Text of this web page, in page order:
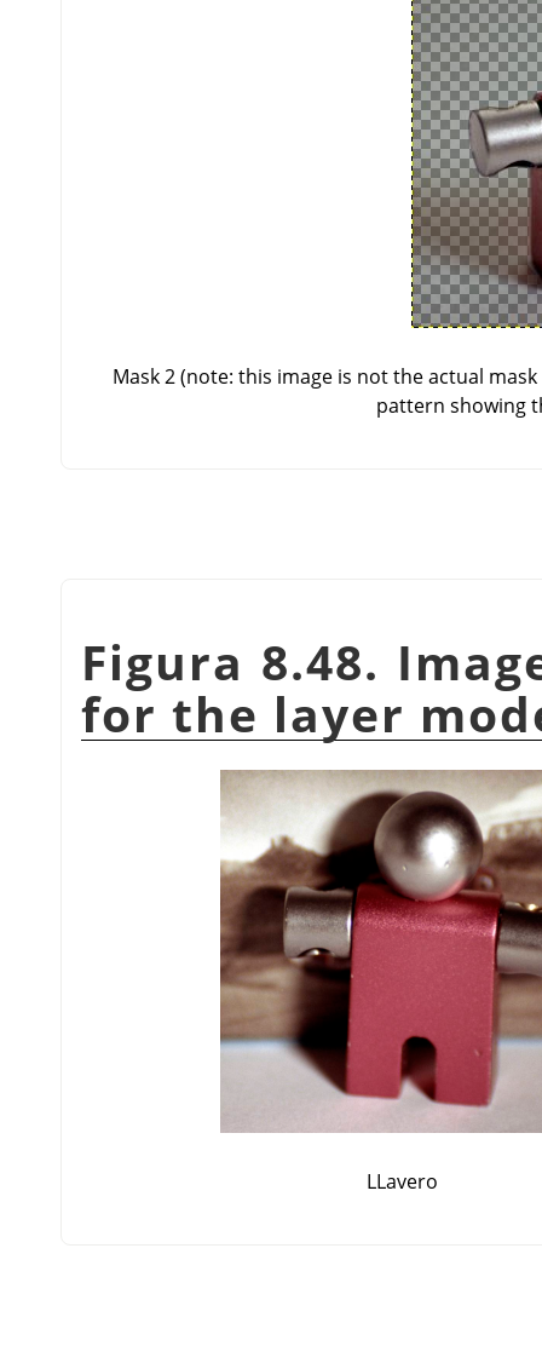
Mask 2 (note: this image is not the actual
pattern showing
Figura 8.48.
for the layer
LLavero